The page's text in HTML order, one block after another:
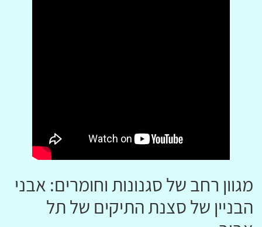
מגוון רחב של סגנונות וחומרים: אבני
הבניין של סצנת התיקים של תל